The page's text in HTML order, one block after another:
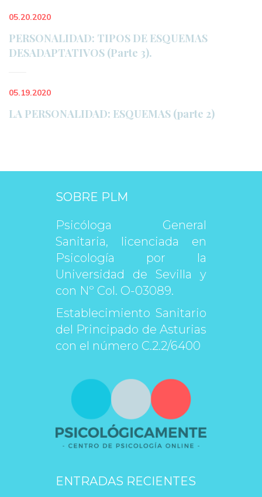
05.20.2020
PERSONALIDAD: TIPOS DE ESQUEMAS
DESADAPTATIVOS (Parte 3).
05.19.2020
LA PERSONALIDAD: ESQUEMAS (parte 2)
SOBRE PLM
Psicóloga General
Sanitaria, licenciada en
Psicología por la
Universidad de Sevilla y
con Nº Col. O-03089.
Establecimiento Sanitario
del Principado de Asturias
con el número C.2.2/6400
ENTRADAS RECIENTES